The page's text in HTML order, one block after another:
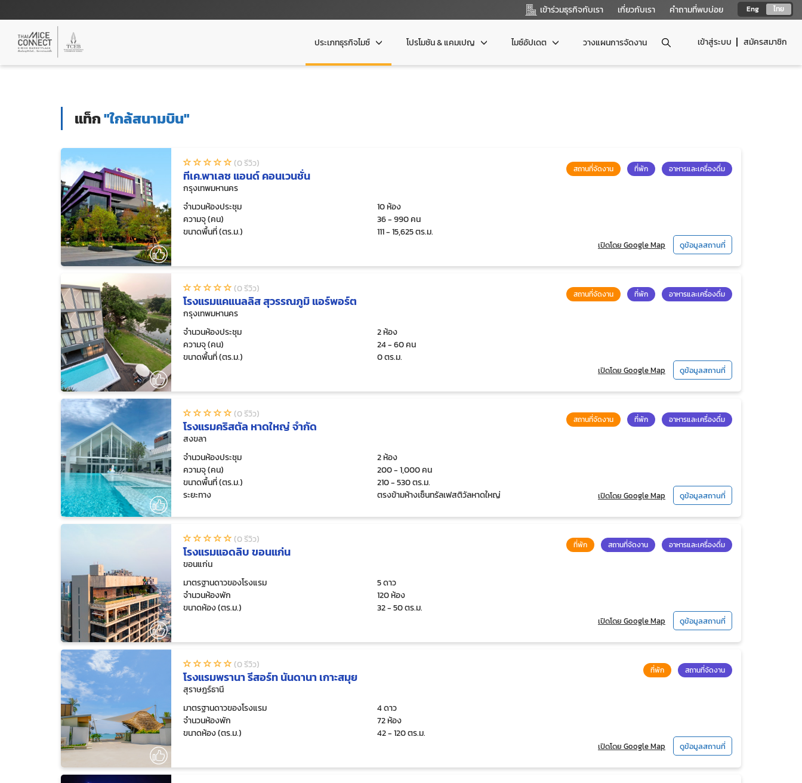
Eng ไทย
เข้าร่วมธุรกิจกับเรา เกี่ยวกับเรา คำถามที่พบบ่อย
เข้าสู่ระบบ สมัครสมาชิก
ประเภทธุรกิจไมซ์ โปรโมชัน & แคมเปญ ไมซ์อัปเดต วางแผนการจัดงาน
แท็ก"ใกล้สนามบิน"
(0 รีวิว)
ทีเค.พาเลซ แอนด์ คอนเวนชั่น
กรุงเทพมหานคร
สถานที่จัดงาน ที่พัก อาหารและเครื่องดื่ม
จำนวนห้องประชุม
10 ห้อง
ความจุ (คน)
36 - 990 คน
ขนาดพื้นที่ (ตร.ม.)
111 - 15,625 ตร.ม.
เปิดโดย Google Map ดูข้อมูลสถานที่
(0 รีวิว)
โรงแรมแคแนลลิส สุวรรณภูมิ แอร์พอร์ต
กรุงเทพมหานคร
สถานที่จัดงาน ที่พัก อาหารและเครื่องดื่ม
จำนวนห้องประชุม
2 ห้อง
ความจุ (คน)
24 - 60 คน
ขนาดพื้นที่ (ตร.ม.)
0 ตร.ม.
เปิดโดย Google Map ดูข้อมูลสถานที่
(0 รีวิว)
โรงแรมคริสตัล หาดใหญ่ จำกัด
สงขลา
สถานที่จัดงาน ที่พัก อาหารและเครื่องดื่ม
จำนวนห้องประชุม
2 ห้อง
ความจุ (คน)
200 - 1,000 คน
ขนาดพื้นที่ (ตร.ม.)
210 - 530 ตร.ม.
ระยะทาง
ตรงข้ามห้างเซ็นทรัลเฟสติวัลหาดใหญ่ เปิดโดย Google Map ดูข้อมูลสถานที่
(0 รีวิว)
โรงแรมแอดลิบ ขอนแก่น
ขอนแก่น
ที่พัก สถานที่จัดงาน อาหารและเครื่องดื่ม
มาตรฐานดาวของโรงแรม
5 ดาว
จำนวนห้องพัก
120 ห้อง
ขนาดห้อง (ตร.ม.)
32 - 50 ตร.ม.
เปิดโดย Google Map ดูข้อมูลสถานที่
(0 รีวิว)
โรงแรมพรานา รีสอร์ท นันดานา เกาะสมุย
สุราษฎร์ธานี
ที่พัก สถานที่จัดงาน
มาตรฐานดาวของโรงแรม
4 ดาว
จำนวนห้องพัก
72 ห้อง
ขนาดห้อง (ตร.ม.)
42 - 120 ตร.ม.
เปิดโดย Google Map ดูข้อมูลสถานที่